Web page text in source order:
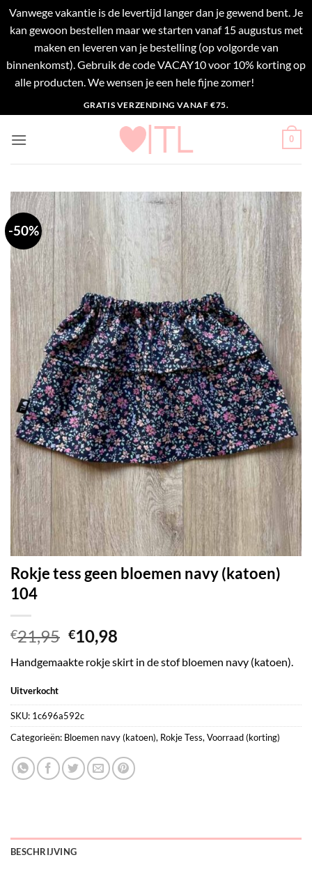
Vanwege vakantie is de levertijd langer dan je gewend bent. Je
kan gewoon bestellen maar we starten vanaf 15 augustus met
maken en leveren van je bestelling (op volgorde van
binnenkomst). Gebruik de code VACAY10 voor 10% korting op
alle producten. We wensen je een hele fijne zomer!
naar
inhoud
GRATIS VERZENDING VANAF €75.
0
-50%
Rokje tess geen bloemen navy (katoen)
104
€21,95 Oorspronkelijke
prijs
was:
€10,98
is:
Handgemaakte rokje skirt in de stof bloemen navy (katoen).
Uitverkocht
SKU: 1c696a592c
Categorieën: Bloemen navy (katoen), Rokje Tess,Voorraad (korting)
BESCHRIJVING